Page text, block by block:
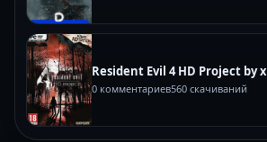
Resident Evil 4 HD Project by
0 комментариев560 скачиваний